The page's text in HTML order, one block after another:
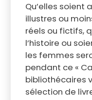
Qu’elles soient
illustres ou
réels ou fictifs,
l’histoire ou
les femmes
pendant ce «
bibliothécaires
sélection de